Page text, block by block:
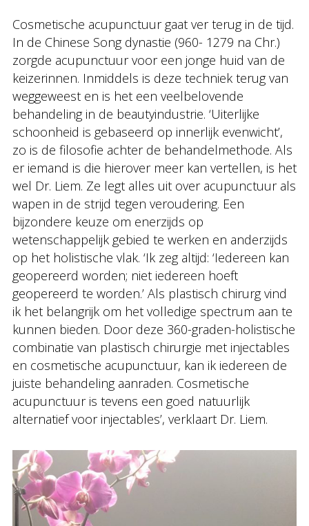
Cosmetische acupunctuur gaat ver terug in de tijd.
In de Chinese Song dynastie (960- 1279 na Chr.)
zorgde acupunctuur voor een jonge huid van de
keizerinnen. Inmiddels is deze techniek terug van
weggeweest en is het een veelbelovende
behandeling in de beautyindustrie. ‘Uiterlijke
schoonheid is gebaseerd op innerlijk evenwicht’,
zo is de filosofie achter de behandelmethode. Als
er iemand is die hierover meer kan vertellen, is het
wel Dr. Liem. Ze legt alles uit over acupunctuur als
wapen in de strijd tegen veroudering. Een
bijzondere keuze om enerzijds op
wetenschappelijk gebied te werken en anderzijds
op het holistische vlak. ‘Ik zeg altijd: ‘Iedereen kan
geopereerd worden; niet iedereen hoeft
geopereerd te worden.’ Als plastisch chirurg vind
ik het belangrijk om het volledige spectrum aan te
kunnen bieden. Door deze 360-graden-holistische
combinatie van plastisch chirurgie met injectables
en cosmetische acupunctuur, kan ik iedereen de
juiste behandeling aanraden. Cosmetische
acupunctuur is tevens een goed natuurlijk
alternatief voor injectables’, verklaart Dr. Liem.